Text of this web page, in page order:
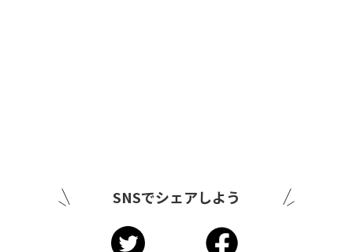
SNSでシェアしよう